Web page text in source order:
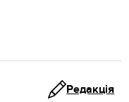
Редакція